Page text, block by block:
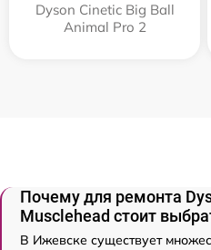
Dyson Cinetic Big Ball
Animal Pro 2
Почему для ремонта
Musclehead стоит
В Ижевске существует